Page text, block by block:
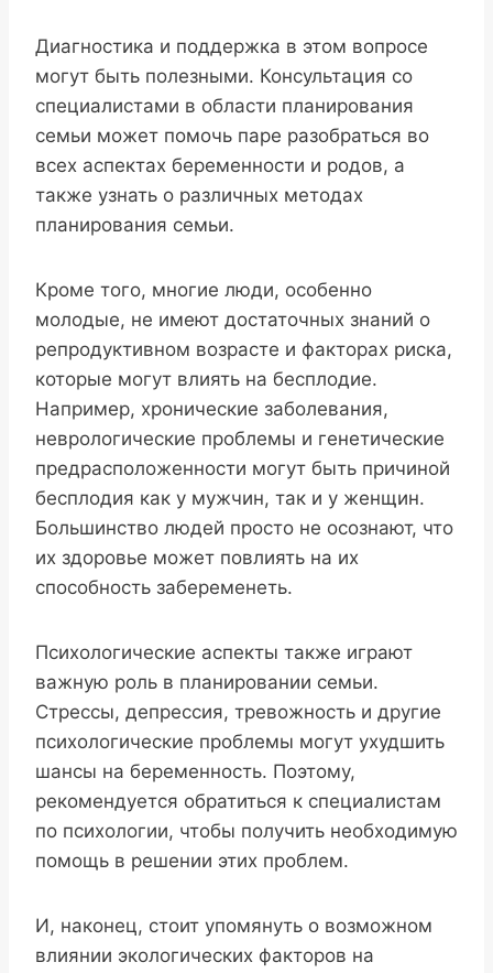
Диагностика и поддержка в этом вопросе
могут быть полезными. Консультация со
специалистами в области планирования
семьи может помочь паре разобраться во
всех аспектах беременности и родов, а
также узнать о различных методах
планирования семьи.
Кроме того, многие люди, особенно
молодые, не имеют достаточных знаний о
репродуктивном возрасте и факторах риска,
которые могут влиять на бесплодие.
Например, хронические заболевания,
неврологические проблемы и генетические
предрасположенности могут быть причиной
бесплодия как у мужчин, так и у женщин.
Большинство людей просто не осознают, что
их здоровье может повлиять на их
способность забеременеть.
Психологические аспекты также играют
важную роль в планировании семьи.
Стрессы, депрессия, тревожность и другие
психологические проблемы могут ухудшить
шансы на беременность. Поэтому,
рекомендуется обратиться к специалистам
по психологии, чтобы получить необходимую
помощь в решении этих проблем.
И, наконец, стоит упомянуть о возможном
влиянии экологических факторов на